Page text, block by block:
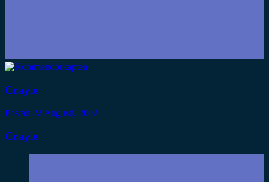
Crayle
Postad 22 Augusti, 2002
Crayle